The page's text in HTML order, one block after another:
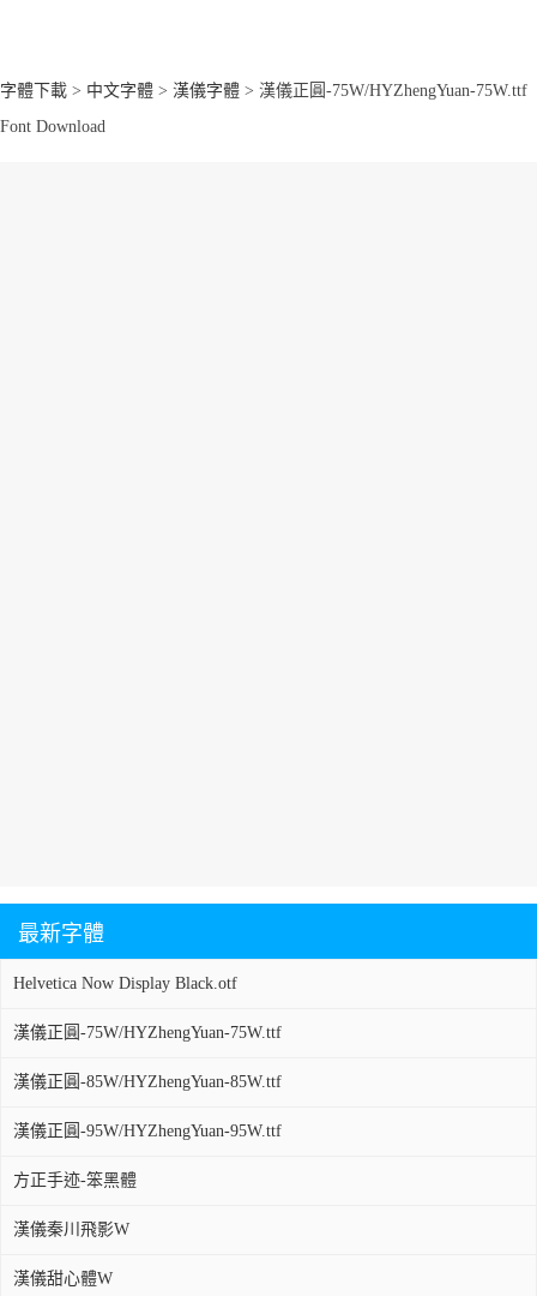
字體下載 > 中文字體 > 漢儀字體 > 漢儀正圓-75W/HYZhengYuan-75W.ttf
Font Download
最新字體
Helvetica Now Display Black.otf
漢儀正圓-75W/HYZhengYuan-75W.ttf
漢儀正圓-85W/HYZhengYuan-85W.ttf
漢儀正圓-95W/HYZhengYuan-95W.ttf
方正手迹-笨黑體
漢儀秦川飛影W
漢儀甜心體W